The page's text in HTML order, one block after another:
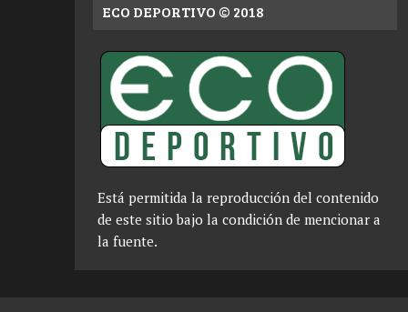
ECO DEPORTIVO © 2018
Está permitida la reproducción del contenido
de este sitio bajo la condición de mencionar a
la fuente.